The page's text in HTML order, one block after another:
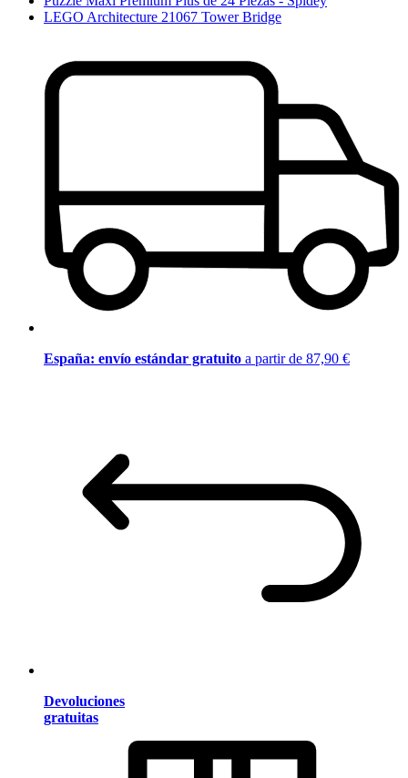
LEGO Architecture 21067 Tower Bridge
España: envío estándar gratuito a partir de 87,90 €
Devoluciones
gratuitas